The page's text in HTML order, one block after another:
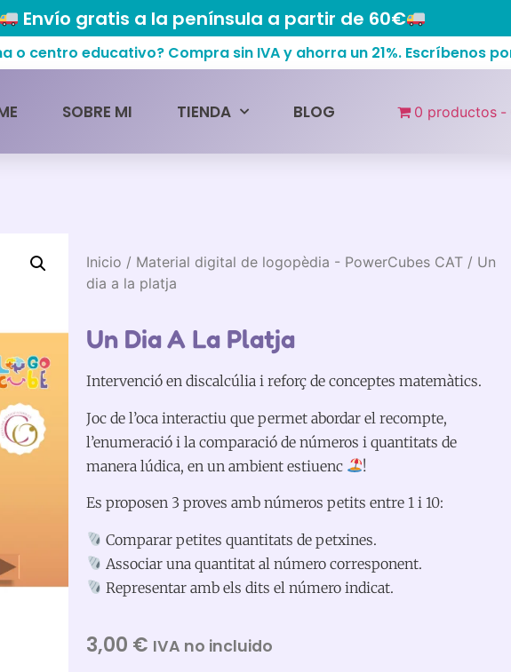
Envío gratis a la península a partir de 60€
o centro educativo? Compra sin IVA y ahorra un 21%. Escríbenos
SOBRE MI TIENDA BLOG 0 productos
Inicio / Material digital de logopèdia - PowerCubes CAT / Un
dia a la platja
Un Dia A La Platja
Intervenció en discalcúlia i reforç de conceptes matemàtics.
Joc de l’oca interactiu que permet abordar el recompte,
l’enumeració i la comparació de números i quantitats de
manera lúdica, en un ambient estiuenc
!
Es proposen 3 proves amb números petits entre 1 i 10:
Comparar petites quantitats de petxines.
Associar una quantitat al número corresponent.
Representar amb els dits el número indicat.
3,00 € IVA no incluido